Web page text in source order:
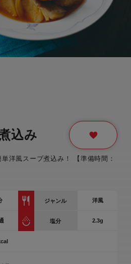
込み
洋風スープ煮込み！ 【準備時間：
ジャンル 洋風
塩分 2.3g